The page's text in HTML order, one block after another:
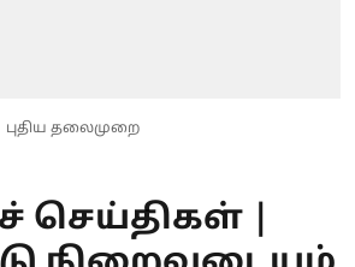
புதிய தலைமுறை
செய்திகள் |